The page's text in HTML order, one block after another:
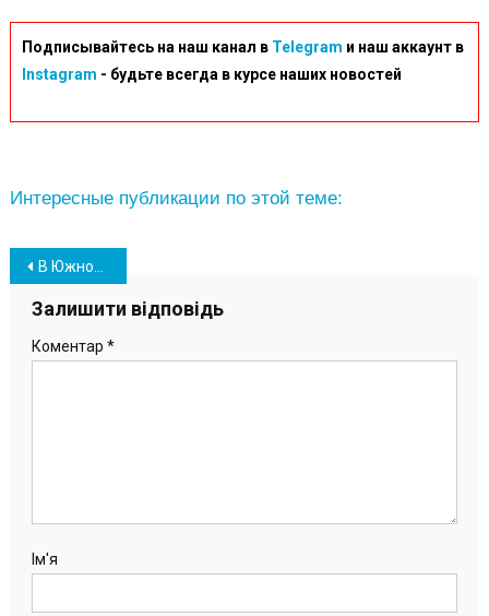
Подписывайтесь на наш канал в Telegram и наш аккаунт в
Instagram - будьте всегда в курсе наших новостей
Интересные публикации по этой теме:
Навігація
записів
В Южному на перехресті сталася ДТП за участі двох автівок
Залишити відповідь
Коментар *
Ім'я